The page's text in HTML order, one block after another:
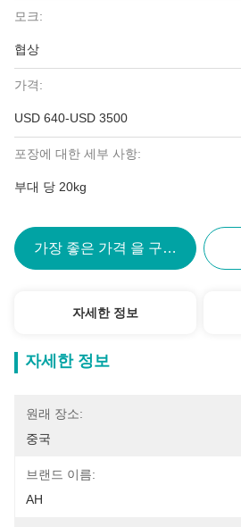
모크:
협상
가격:
USD 640-USD 3500
포장에 대한 세부 사항:
부대 당 20kg
가장 좋은 가격 을 구하라
자세한 정보
자세한 정보
원래 장소:
중국
브랜드 이름:
AH